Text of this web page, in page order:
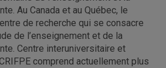
Au Canada et au Québec, le
de recherche qui se consacre
de l’enseignement et de la
Centre interuniversitaire et
comprend actuellement plus